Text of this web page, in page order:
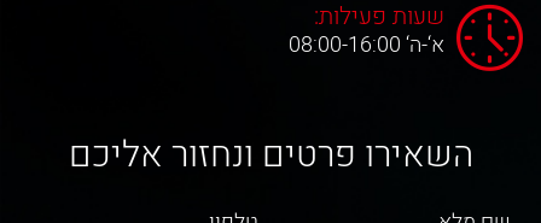
שעות פעילות:
א‘-ה‘ 08:00-16:00
השאירו פרטים ונחזור אליכם